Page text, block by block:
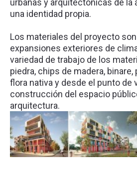
una identidad propia.
Los materiales del proyecto
expansiones exteriores de
variedad de trabajo de los
piedra, chips de madera,
flora nativa y desde el punto de
construcción del espacio
arquitectura.